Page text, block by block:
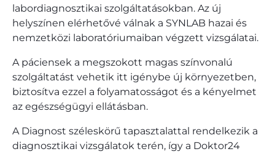
labordiagnosztikai szolgáltatásokban. Az új
helyszínen elérhetővé válnak a SYNLAB hazai és
nemzetközi laboratóriumaiban végzett vizsgálatai.
A páciensek a megszokott magas színvonalú
szolgáltatást vehetik itt igénybe új környezetben,
biztosítva ezzel a folyamatosságot és a kényelmet
az egészségügyi ellátásban.
A Diagnost széleskörű tapasztalattal rendelkezik a
diagnosztikai vizsgálatok terén, így a Doktor24